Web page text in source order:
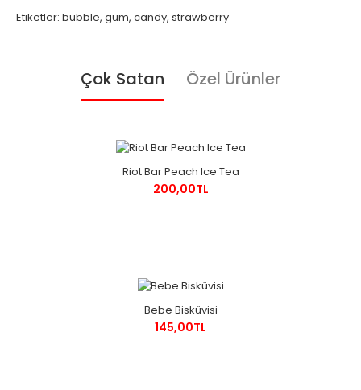
Etiketler: bubble, gum, candy, strawberry
Çok Satan Özel Ürünler
Riot Bar Peach Ice Tea
200,00TL
Bebe Bisküvisi
145,00TL